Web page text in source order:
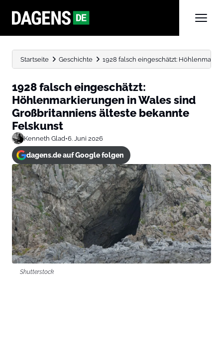
Startseite Geschichte 1928 falsch eingeschätzt:
1928 falsch eingeschätzt:
Höhlenmarkierungen in Wales sind
Großbritanniens älteste bekannte
Felskunst
Kenneth Glad•6. Juni 2026
dagens.de auf Google folgen
Shutterstock